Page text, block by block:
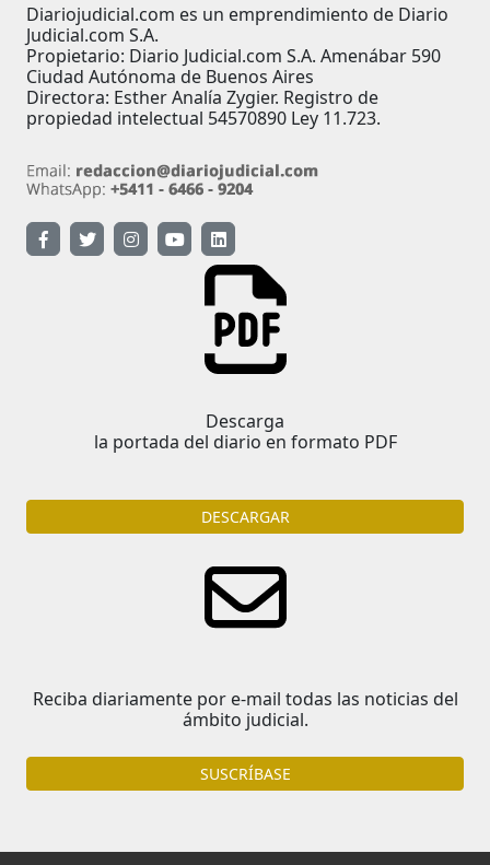
Diariojudicial.com es un emprendimiento de Diario
Judicial.com S.A.
Propietario: Diario Judicial.com S.A. Amenábar 590
Ciudad Autónoma de Buenos Aires
Directora: Esther Analía Zygier. Registro de
propiedad intelectual 54570890 Ley 11.723.
Descarga
la portada del diario en formato PDF
DESCARGAR
Reciba diariamente por e-mail todas las noticias del
ámbito judicial.
SUSCRÍBASE